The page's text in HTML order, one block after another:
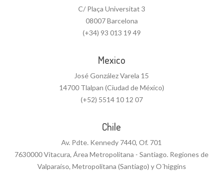
C/ Plaça Universitat 3
08007 Barcelona
(+34) 93 013 19 49
Mexico
José González Varela 15
14700 Tlalpan (Ciudad de México)
(+52) 5514 10 12 07
Chile
Av. Pdte. Kennedy 7440, Of. 701
7630000 Vitacura, Área Metropolitana - Santiago. Regiones de
Valparaíso, Metropolitana (Santiago) y O´higgins